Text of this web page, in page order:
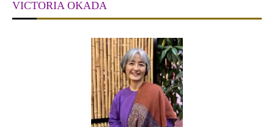
VICTORIA OKADA